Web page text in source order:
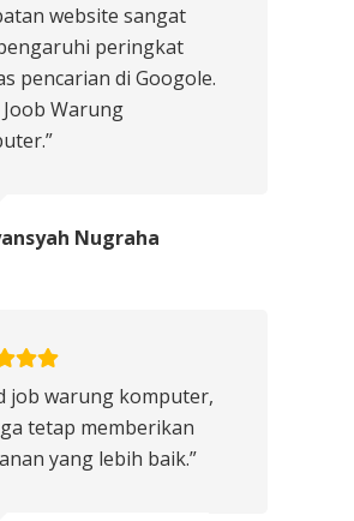
website sangat
peringkat
pencarian di Googole.
Warung
Nugraha
job warung komputer,
tetap memberikan
yang lebih baik.”